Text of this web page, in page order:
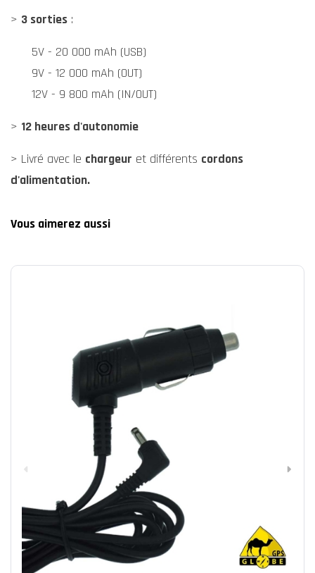
> 3 sorties :
5V - 20 000 mAh (USB)
9V - 12 000 mAh (OUT)
12V - 9 800 mAh (IN/OUT)
> 12 heures d'autonomie
> Livré avec le chargeur et différents cordons
d'alimentation.
Vous aimerez aussi